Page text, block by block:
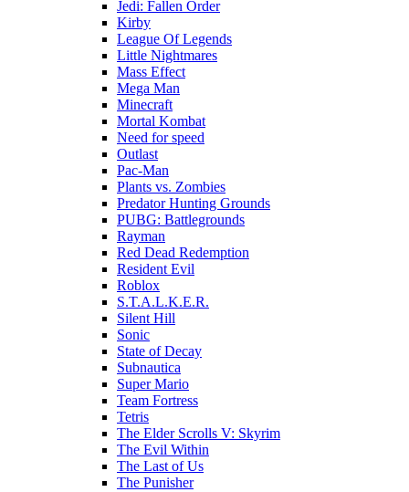
Jedi: Fallen Order
Kirby
League Of Legends
Little Nightmares
Mass Effect
Mega Man
Minecraft
Mortal Kombat
Need for speed
Outlast
Pac-Man
Plants vs. Zombies
Predator Hunting Grounds
PUBG: Battlegrounds
Rayman
Red Dead Redemption
Resident Evil
Roblox
S.T.A.L.K.E.R.
Silent Hill
Sonic
State of Decay
Subnautica
Super Mario
Team Fortress
Tetris
The Elder Scrolls V: Skyrim
The Evil Within
The Last of Us
The Punisher